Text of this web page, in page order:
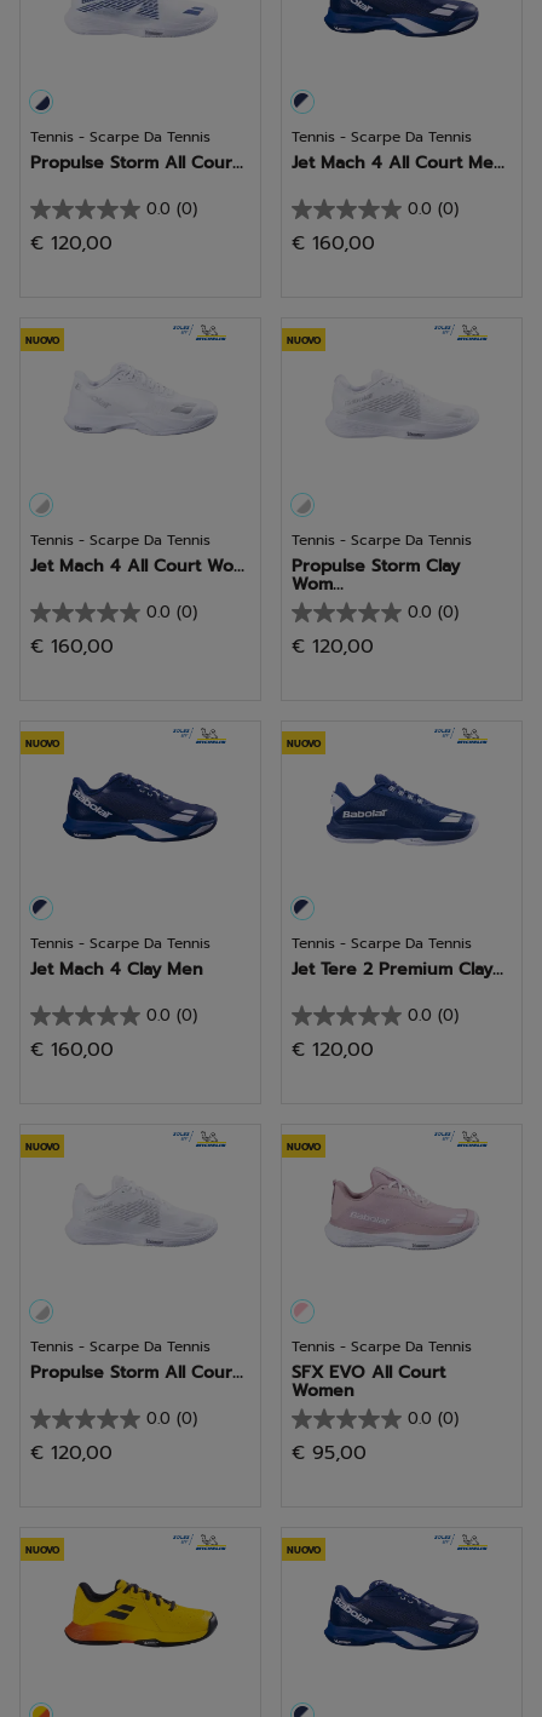
Tennis - Scarpe Da Tennis
Propulse Storm All Cour...
0.0 (0)
0.0
su
€ 120,00
Tennis - Scarpe Da Tennis
Jet Mach 4 All Court Me...
0.0 (0)
0.0
su
€ 160,00
NUOVO
Tennis - Scarpe Da Tennis
Jet Mach 4 All Court Wo...
0.0 (0)
0.0
su
€ 160,00
NUOVO
Tennis - Scarpe Da Tennis
Propulse Storm Clay
Wom...
0.0 (0)
0.0
su
€ 120,00
NUOVO
Tennis - Scarpe Da Tennis
Jet Mach 4 Clay Men
0.0 (0)
0.0
su
€ 160,00
NUOVO
Tennis - Scarpe Da Tennis
Jet Tere 2 Premium Clay...
0.0 (0)
0.0
su
€ 120,00
NUOVO
Tennis - Scarpe Da Tennis
Propulse Storm All Cour...
0.0 (0)
0.0
su
€ 120,00
NUOVO
Tennis - Scarpe Da Tennis
SFX EVO All Court
Women
0.0 (0)
0.0
su
€ 95,00
NUOVO NUOVO